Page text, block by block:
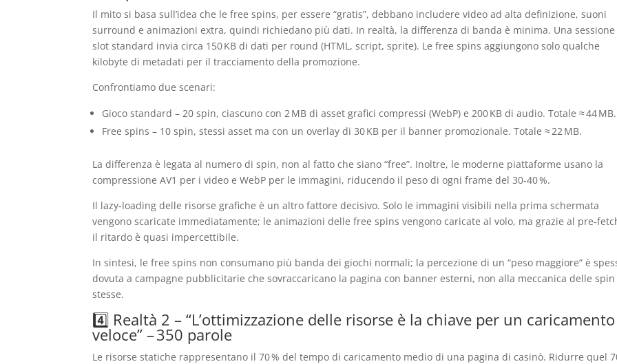
Il mito si basa sull’idea che le free spins, per essere “gratis”, debbano includere video ad alta definizione, suoni
surround e animazioni extra, quindi richiedano più dati. In realtà, la differenza di banda è minima. Una sessione
slot standard invia circa 150 KB di dati per round (HTML, script, sprite). Le free spins aggiungono solo qualche
kilobyte di metadati per il tracciamento della promozione.
Confrontiamo due scenari:
Gioco standard – 20 spin, ciascuno con 2 MB di asset grafici compressi (WebP) e 200 KB di audio. Totale ≈ 44 MB.
Free spins – 10 spin, stessi asset ma con un overlay di 30 KB per il banner promozionale. Totale ≈ 22 MB.
La differenza è legata al numero di spin, non al fatto che siano “free”. Inoltre, le moderne piattaforme usano la
compressione AV1 per i video e WebP per le immagini, riducendo il peso di ogni frame del 30‑40 %.
Il lazy‑loading delle risorse grafiche è un altro fattore decisivo. Solo le immagini visibili nella prima schermata
vengono scaricate immediatamente; le animazioni delle free spins vengono caricate al volo, ma grazie al
il ritardo è quasi impercettibile.
In sintesi, le free spins non consumano più banda dei giochi normali; la percezione di un “peso maggiore” è
dovuta a campagne pubblicitarie che sovraccaricano la pagina con banner esterni, non alla meccanica delle spin
stesse.
4️⃣ Realtà 2 – “L’ottimizzazione delle risorse è la chiave per un caricamento
veloce” – 350 parole
Le risorse statiche rappresentano il 70 % del tempo di caricamento medio di una pagina di casinò. Ridurre quel